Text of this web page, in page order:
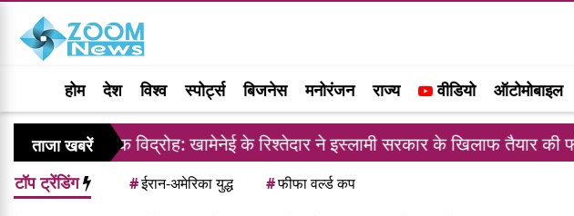
होम देश विश्व स्पोर्ट्स बिजनेस मनोरंजन राज्य वीडियो ऑटोमोबाइल
ताजा खबरें
विद्रोह: खामेनेई के रिश्तेदार ने इस्लामी सरकार के खिलाफ तैयार की फौज
टॉप ट्रेंडिंग #ईरान-अमेरिका युद्ध #फीफा वर्ल्ड कप